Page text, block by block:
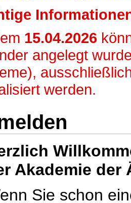
15.04.2026
angelegt
werden.
Akademie der
Sie schon